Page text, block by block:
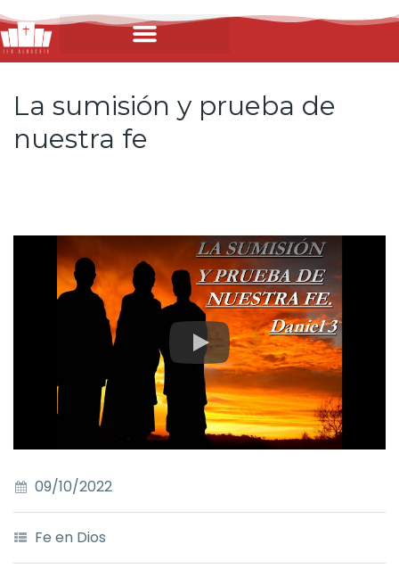
La sumisión y prueba de
nuestra fe
09/10/2022
Fe en Dios